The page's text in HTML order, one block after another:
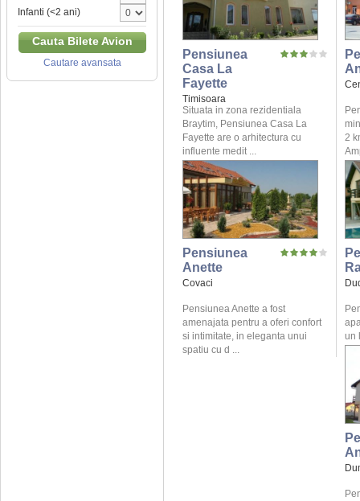
Infanti (<2 ani)
Cauta Bilete Avion
Cautare avansata
Pensiunea
Casa La
Fayette
Timisoara
Situata in zona rezidentiala
Braytim, Pensiunea Casa La
Fayette are o arhitectura cu
influente medit ...
2
Pensiunea
Anette
Covaci
Pensiunea Anette a fost
amenajata pentru a oferi confort
si intimitate, in eleganta unui
spatiu cu d ...
un